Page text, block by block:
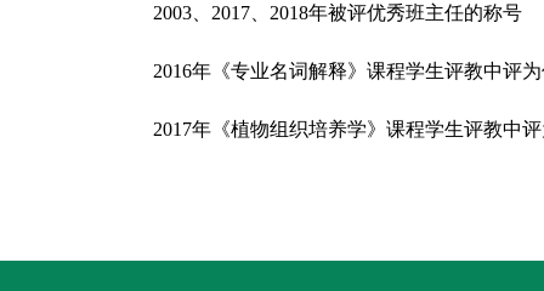
2003、2017、2018年被评优秀班主任的称号
2016年 《专业名词解释》课程学生评教中评
2017年 《植物组织培养学》课程学生评教中